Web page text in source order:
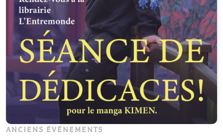
ANCIENS ÉVÉNEMENTS